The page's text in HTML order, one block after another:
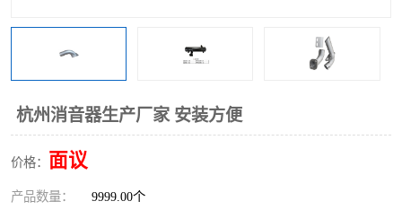
杭州消音器生产厂家 安装方便
价格： 面议
产品数量： 9999.00个